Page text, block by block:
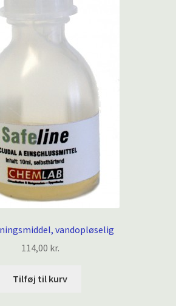
vandopløselig
114,00 kr.
Tilføj til kurv